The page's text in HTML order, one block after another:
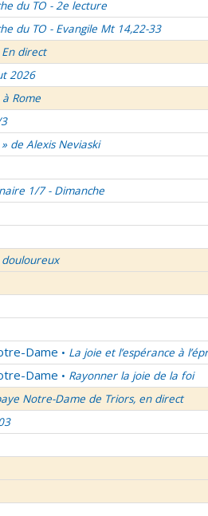
du TO - 2e lecture
du TO - Evangile Mt 14,22-33
En direct
2026
Rome
de Alexis Neviaski
1/7 - Dimanche
Dame • La joie et l’espérance à
Dame • Rayonner la joie de la foi
Notre-Dame de Triors, en direct